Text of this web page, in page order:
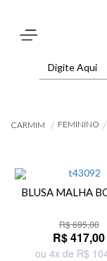
CARMIM FEMININO
BLUSA MALHA
R$ 695,00
R$ 417,00
ou 4x de R$